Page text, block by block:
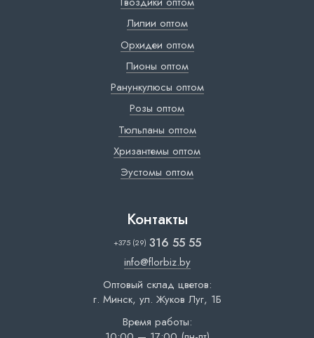
Лилии оптом
Орхидеи оптом
Пионы оптом
Ранункулюсы оптом
Розы оптом
Тюльпаны оптом
Хризантемы оптом
Эустомы оптом
Контакты
+375 (29) 316 55 55
info@florbiz.by
Оптовый склад цветов:
г. Минск, ул. Жуков Луг, 1Б
Время работы: